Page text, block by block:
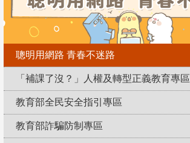
聰明用網路 青春不迷路
「補課了沒？」人權及轉型正義教育專區
教育部全民安全指引專區
教育部詐騙防制專區